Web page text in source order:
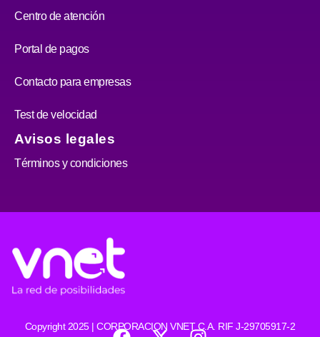
Centro de atención
Portal de pagos
Contacto para empresas
Test de velocidad
Avisos legales
Términos y condiciones
Copyright 2025 | CORPORACION VNET C.A. RIF J-29705917-2
F
X
I